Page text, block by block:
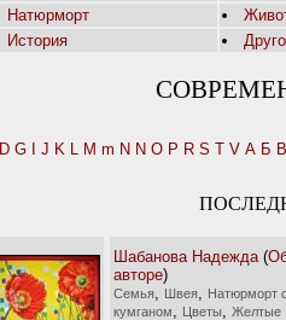
Натюрморт
История
D G J K L M m N N O P R S T V А Б В
Шабанова Надежда (
авторе)
Семья Швея
Натюрморт
кумганом
Цветы
Желтые